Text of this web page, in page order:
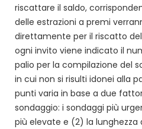
riscattare il saldo,
delle estrazioni a premi
direttamente per il riscatto
ogni invito viene indicato il
palio per la compilazione del
in cui non si risulti idonei alla
punti varia in base a due
sondaggio: i sondaggi più
più elevate e (2) la lunghezza